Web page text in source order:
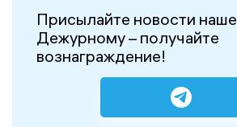
Присылайте новости
Дежурному – получайте
вознаграждение!